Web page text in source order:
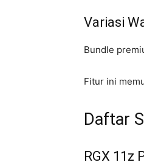
Variasi
Bundle
Fitur ini
Daftar
RGX 11z